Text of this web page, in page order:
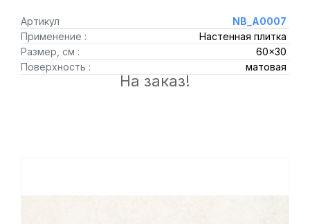
Артикул
NB_A0007
Применение :
Настенная плитка
Размер, см :
60x30
Поверхность :
матовая
На заказ!